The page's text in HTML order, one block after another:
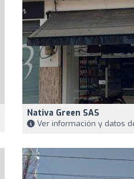
Nativa Green SAS
Ver información y datos